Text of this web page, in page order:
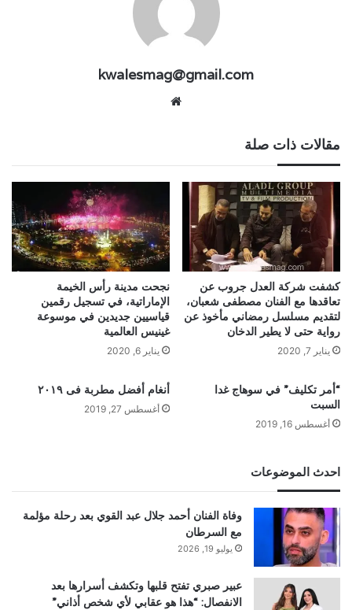
kwalesmag@gmail.com
مقالات ذات صلة
كشفت شركة العدل جروب عن
تعاقدها مع الفنان مصطفى شعبان،
لتقديم مسلسل رمضاني مأخوذ عن
رواية حتى لا يطير الدخان
يناير 7, 2020
نجحت مدينة رأس الخيمة
الإماراتية، في تسجيل رقمين
قياسيين جديدين في موسوعة
غينيس العالمية
يناير 6, 2020
“أمر تكليف” في سوهاج غدا
السبت
أغسطس 16, 2019
أنغام أفضل مطربة فى ٢٠١٩
أغسطس 27, 2019
احدث الموضوعات
وفاة الفنان أحمد جلال عبد القوي بعد رحلة مؤلمة
مع السرطان
يوليو 19, 2026
عبير صبري تفتح قلبها وتكشف أسرارها بعد
الانفصال: “هذا هو عقابي لأي شخص أذاني”